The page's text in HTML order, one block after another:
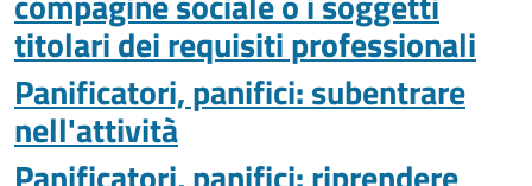
titolari dei requisiti professionali
Panificatori, panifici: subentrare
nell'attività